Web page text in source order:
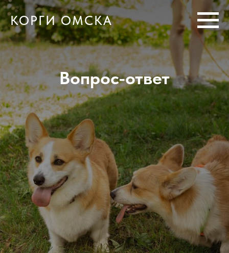
КОРГИ ОМСКА
Вопрос-ответ